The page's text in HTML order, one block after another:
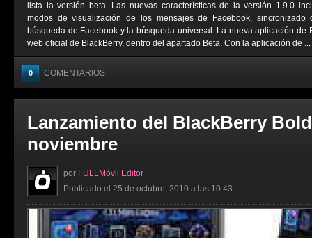
lista la versión beta. Las nuevas características de la versión 1.9.0
modos de visualización de los mensajes de Facebook,
búsqueda de Facebook y la búsqueda universal. La nueva aplicación de
web oficial de BlackBerry, dentro del apartado Beta. Con la aplicación de ...
0 COMENTARIOS
Lanzamiento del BlackBerry
noviembre
por FULLMóvil Editor
Publicado el 25 de octubre, 2010 a las 10:43